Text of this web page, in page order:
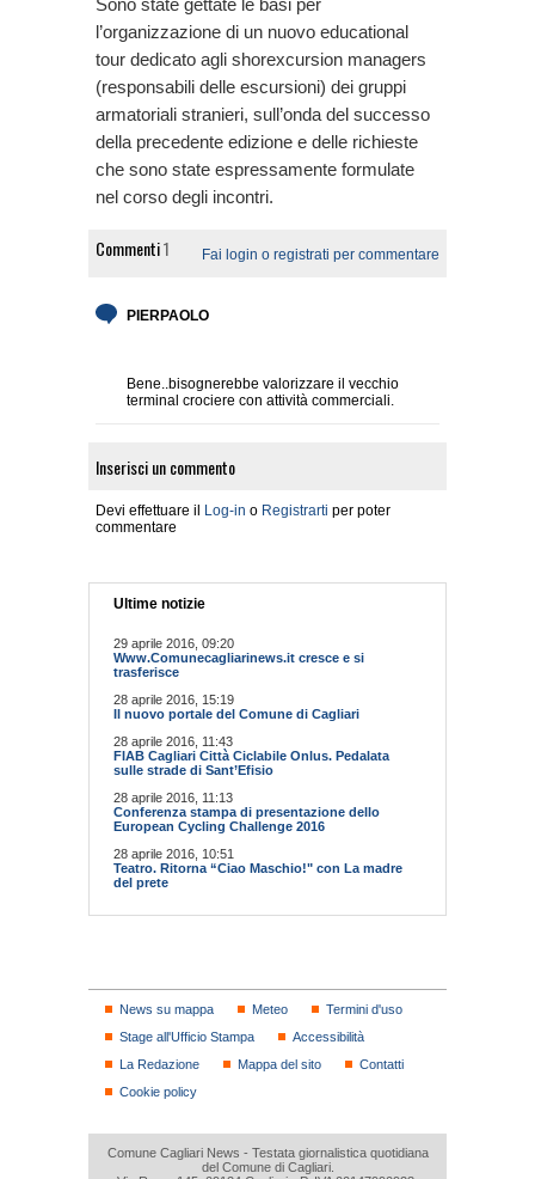
l’organizzazione di un nuovo educational
tour dedicato agli shorexcursion managers
(responsabili delle escursioni) dei gruppi
armatoriali stranieri, sull’onda del successo
della precedente edizione e delle richieste
che sono state espressamente formulate
nel corso degli incontri.
Commenti1 Fai login o registrati per commentare
PIERPAOLO
Bene..bisognerebbe valorizzare il vecchio
terminal crociere con attività commerciali.
Inserisci un commento
Devi effettuare il Log-in o Registrarti per poter
commentare
Ultime notizie
29 aprile 2016, 09:20
Www.Comunecagliarinews.it cresce e si
trasferisce
28 aprile 2016, 15:19
Il nuovo portale del Comune di Cagliari
28 aprile 2016, 11:43
FIAB Cagliari Città Ciclabile Onlus. Pedalata
sulle strade di Sant’Efisio
28 aprile 2016, 11:13
Conferenza stampa di presentazione dello
European Cycling Challenge 2016
28 aprile 2016, 10:51
Teatro. Ritorna “Ciao Maschio!" con La madre
del prete
News su mappa Meteo
Termini d'uso
Stage all'Ufficio Stampa
Accessibilità
La Redazione
Mappa del sito
Contatti
Cookie policy
Comune Cagliari News - Testata giornalistica quotidiana
del Comune di Cagliari.